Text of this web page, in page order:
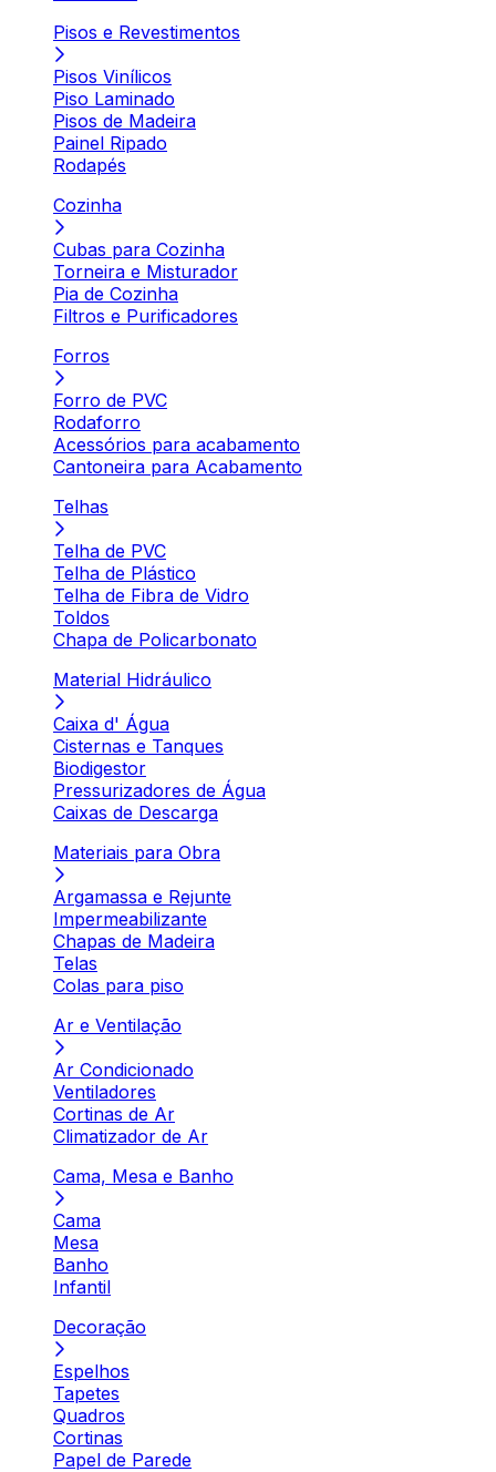
Pisos e Revestimentos
Pisos Vinílicos
Piso Laminado
Pisos de Madeira
Painel Ripado
Rodapés
Cozinha
Cubas para Cozinha
Torneira e Misturador
Pia de Cozinha
Filtros e Purificadores
Forros
Forro de PVC
Rodaforro
Acessórios para acabamento
Cantoneira para Acabamento
Telhas
Telha de PVC
Telha de Plástico
Telha de Fibra de Vidro
Toldos
Chapa de Policarbonato
Material Hidráulico
Caixa d' Água
Cisternas e Tanques
Biodigestor
Pressurizadores de Água
Caixas de Descarga
Materiais para Obra
Argamassa e Rejunte
Impermeabilizante
Chapas de Madeira
Telas
Colas para piso
Ar e Ventilação
Ar Condicionado
Ventiladores
Cortinas de Ar
Climatizador de Ar
Cama, Mesa e Banho
Cama
Mesa
Banho
Infantil
Decoração
Espelhos
Tapetes
Quadros
Cortinas
Papel de Parede